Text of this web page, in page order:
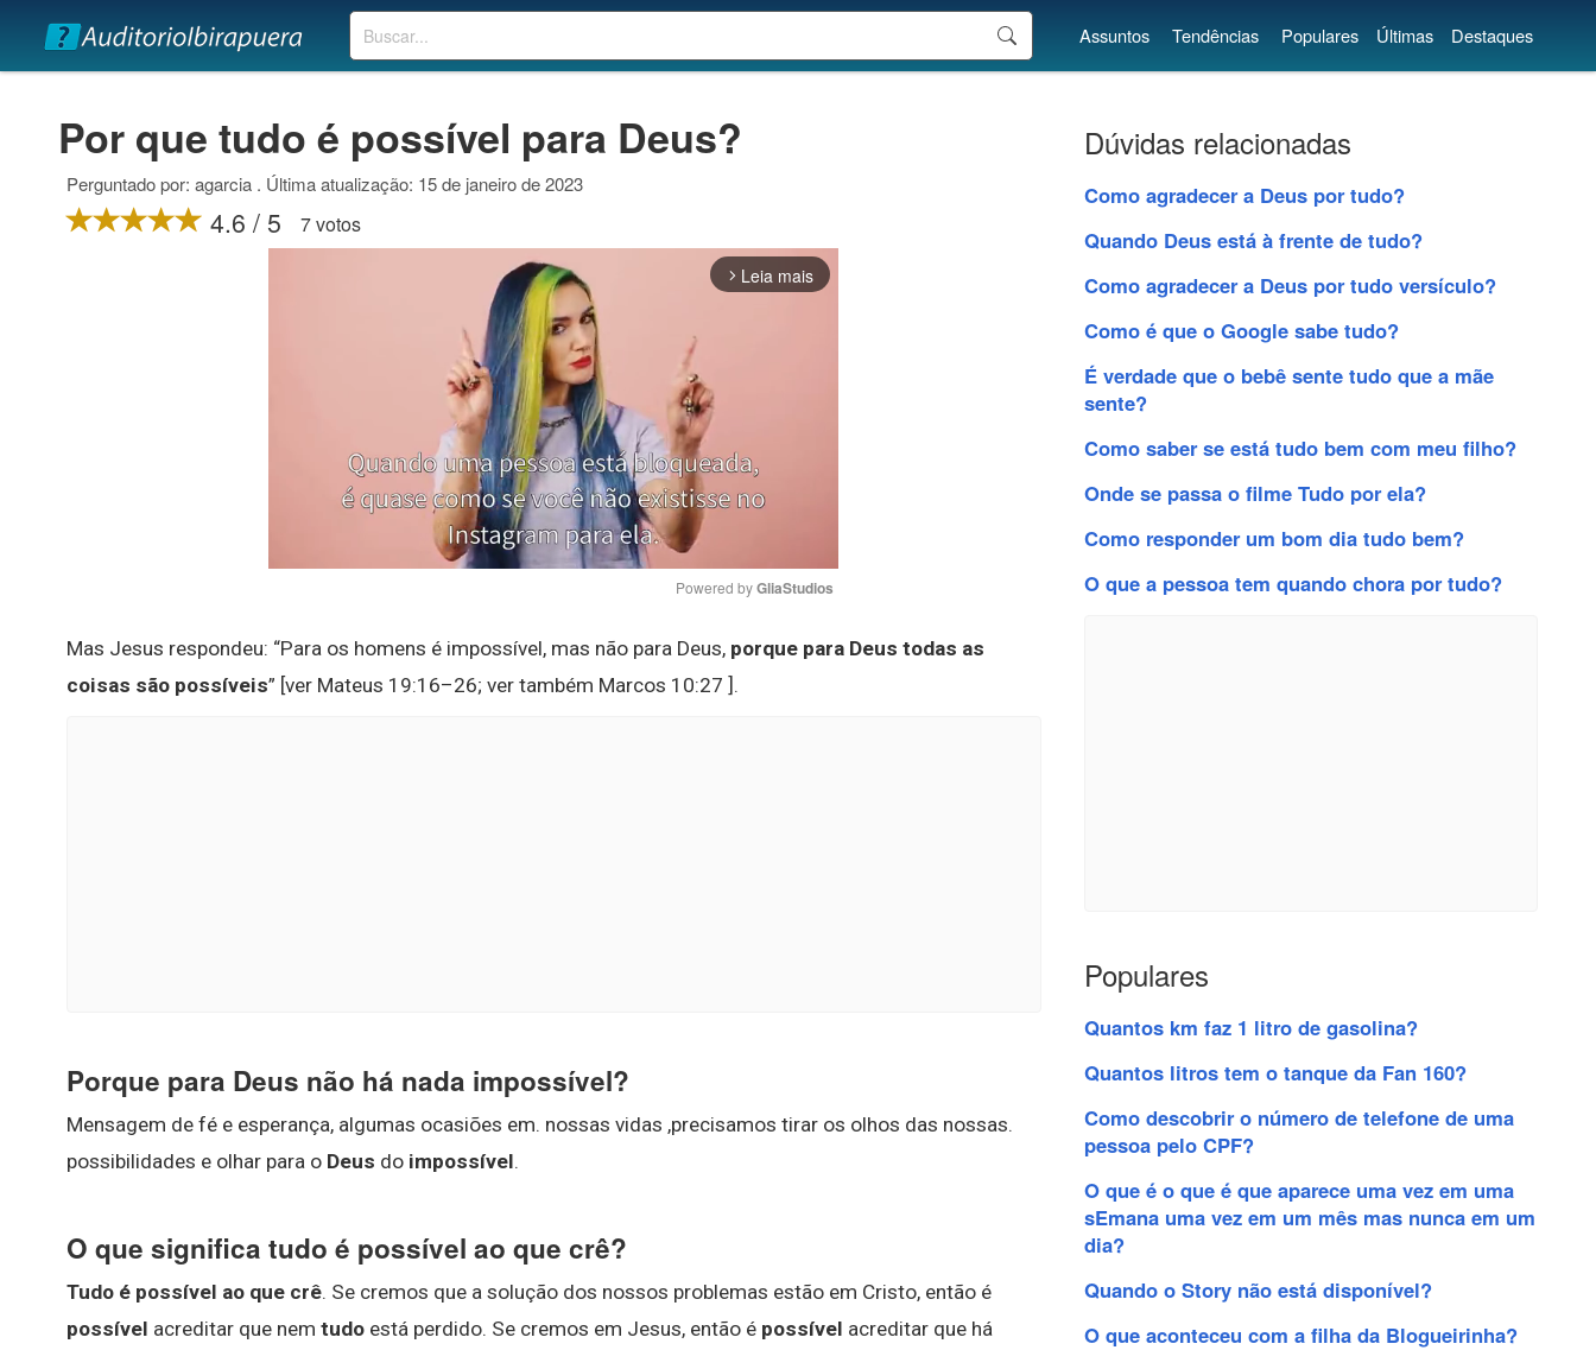
Buscar Assuntos Tendências Populares Últimas Destaques
Por que tudo é possível para Deus?
Perguntado por: agarcia . Última atualização: 15 de janeiro de 2023
4.6 / 5 7 votos
arrow_forward_ios Leia mais
Mute
Powered by GliaStudios
Mas Jesus respondeu: “Para os homens é impossível, mas não para Deus, porque para Deus todas as
coisas são possíveis” [ver Mateus 19:16–26; ver também Marcos 10:27 ].
Porque para Deus não há nada impossível?
Mensagem de fé e esperança, algumas ocasiões em. nossas vidas ,precisamos tirar os olhos das nossas.
possibilidades e olhar para o Deus do impossível.
O que significa tudo é possível ao que crê?
Tudo é possível ao que crê. Se cremos que a solução dos nossos problemas estão em Cristo, então é
possível acreditar que nem tudo está perdido. Se cremos em Jesus, então é possível acreditar que há
Dúvidas relacionadas
Como agradecer a Deus por tudo?
Quando Deus está à frente de tudo?
Como agradecer a Deus por tudo versículo?
Como é que o Google sabe tudo?
É verdade que o bebê sente tudo que a mãe
sente?
Como saber se está tudo bem com meu filho?
Onde se passa o filme Tudo por ela?
Como responder um bom dia tudo bem?
O que a pessoa tem quando chora por tudo?
Populares
Quantos km faz 1 litro de gasolina?
Quantos litros tem o tanque da Fan 160?
Como descobrir o número de telefone de uma
pessoa pelo CPF?
O que é o que é que aparece uma vez em uma
sEmana uma vez em um mês mas nunca em um
dia?
Quando o Story não está disponível?
O que aconteceu com a filha da Blogueirinha?